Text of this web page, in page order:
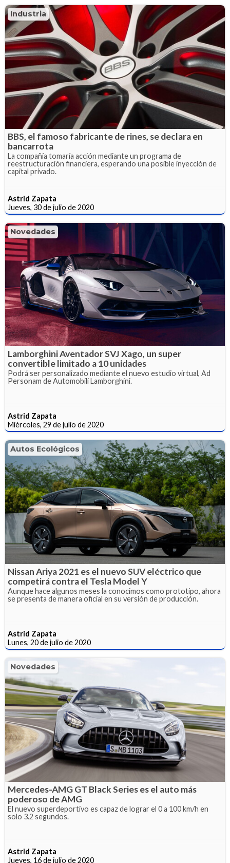
Industria
BBS, el famoso fabricante de rines, se declara en
bancarrota
La compañía tomaría acción mediante un programa de
reestructuración financiera, esperando una posible inyección de
capital privado.
Astrid Zapata
Jueves, 30 de julio de 2020
Novedades
Lamborghini Aventador SVJ Xago, un super
convertible limitado a 10 unidades
Podrá ser personalizado mediante el nuevo estudio virtual, Ad
Personam de Automobili Lamborghini.
Astrid Zapata
Miércoles, 29 de julio de 2020
Autos Ecológicos
Nissan Ariya 2021 es el nuevo SUV eléctrico que
competirá contra el Tesla Model Y
Aunque hace algunos meses la conocimos como prototipo, ahora
se presenta de manera oficial en su versión de producción.
Astrid Zapata
Lunes, 20 de julio de 2020
Novedades
Mercedes-AMG GT Black Series es el auto más
poderoso de AMG
El nuevo superdeportivo es capaz de lograr el 0 a 100 km/h en
solo 3.2 segundos.
Astrid Zapata
Jueves, 16 de julio de 2020